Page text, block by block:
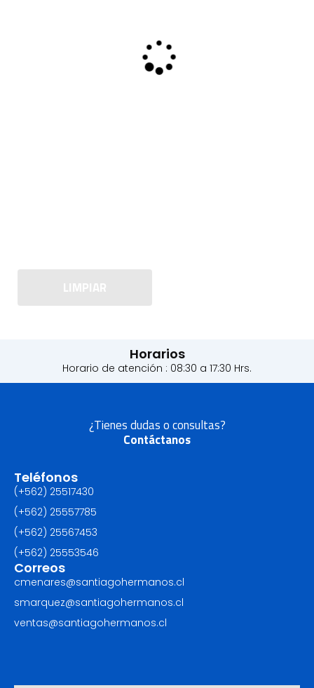
LIMPIAR
Horarios
Horario de atención : 08:30 a 17:30 Hrs.
¿Tienes dudas o consultas?
Contáctanos
Teléfonos
(+562) 25517430‬
(+562) 25557785
(+562) 25567453‬
(+562) ‪25553546
Correos
cmenares@santiagohermanos.cl
smarquez@santiagohermanos.cl
ventas@santiagohermanos.cl